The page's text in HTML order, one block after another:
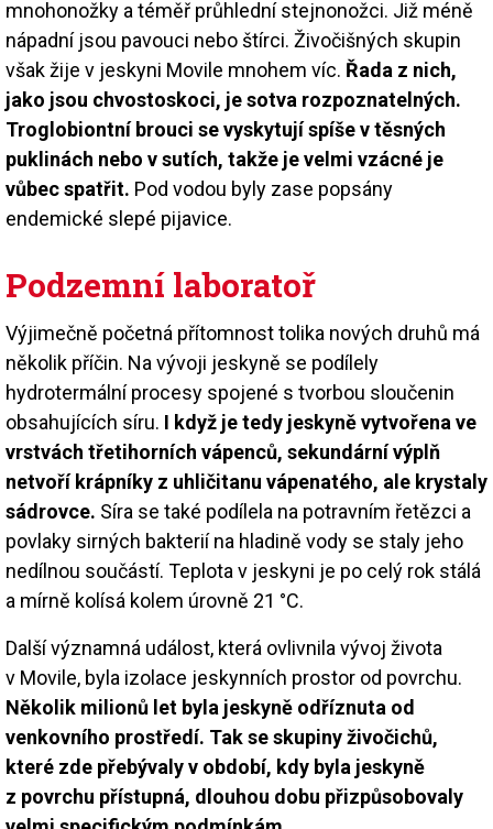
mnohonožky a téměř průhlední stejnonožci. Již méně
nápadní jsou pavouci nebo štírci. Živočišných skupin
však žije v jeskyni Movile mnohem víc. Řada z nich,
jako jsou chvostoskoci, je sotva rozpoznatelných.
Troglobiontní brouci se vyskytují spíše v těsných
puklinách nebo v sutích, takže je velmi vzácné je
vůbec spatřit. Pod vodou byly zase popsány
endemické slepé pijavice.
Podzemní laboratoř
Výjimečně početná přítomnost tolika nových druhů má
několik příčin. Na vývoji jeskyně se podílely
hydrotermální procesy spojené s tvorbou sloučenin
obsahujících síru. I když je tedy jeskyně vytvořena ve
vrstvách třetihorních vápenců, sekundární výplň
netvoří krápníky z uhličitanu vápenatého, ale krystaly
sádrovce. Síra se také podílela na potravním řetězci a
povlaky sirných bakterií na hladině vody se staly jeho
nedílnou součástí. Teplota v jeskyni je po celý rok stálá
a mírně kolísá kolem úrovně 21 °C.
Další významná událost, která ovlivnila vývoj života
v Movile, byla izolace jeskynních prostor od povrchu.
Několik milionů let byla jeskyně odříznuta od
venkovního prostředí. Tak se skupiny živočichů,
které zde přebývaly v období, kdy byla jeskyně
z povrchu přístupná, dlouhou dobu přizpůsobovaly